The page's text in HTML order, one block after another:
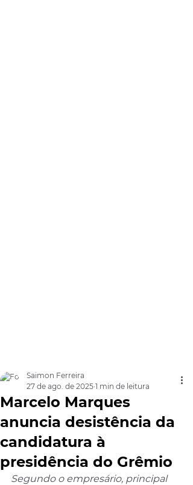
Marcelo Marques
anuncia desistência da
candidatura à
presidência do Grêmio
Saimon Ferreira
27 de ago. de 2025 1 min de leitura
Segundo o empresário, principal